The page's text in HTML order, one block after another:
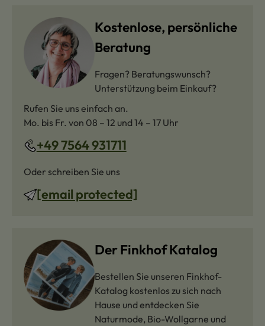
Kostenlose, persönliche
Beratung
Fragen? Beratungswunsch?
Unterstützung beim Einkauf?
Rufen Sie uns einfach an.
Mo. bis Fr. von 08 – 12 und 14 – 17 Uhr
+49 7564 931711
Oder schreiben Sie uns
[email protected]
Der Finkhof Katalog
Bestellen Sie unseren Finkhof-
Katalog kostenlos zu sich nach
Hause und entdecken Sie
Naturmode, Bio-Wollgarne und